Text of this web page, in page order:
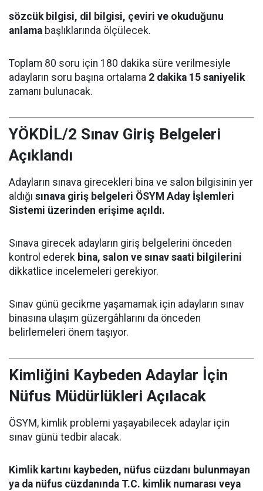
sözcük bilgisi, dil bilgisi, çeviri ve okuduğunu
anlama başlıklarında ölçülecek.
Toplam 80 soru için 180 dakika süre verilmesiyle
adayların soru başına ortalama 2 dakika 15 saniyelik
zamanı bulunacak.
YÖKDİL/2 Sınav Giriş Belgeleri
Açıklandı
Adayların sınava girecekleri bina ve salon bilgisinin yer
aldığı sınava giriş belgeleri ÖSYM Aday İşlemleri
Sistemi üzerinden erişime açıldı.
Sınava girecek adayların giriş belgelerini önceden
kontrol ederek bina, salon ve sınav saati bilgilerini
dikkatlice incelemeleri gerekiyor.
Sınav günü gecikme yaşamamak için adayların sınav
binasına ulaşım güzergâhlarını da önceden
belirlemeleri önem taşıyor.
Kimliğini Kaybeden Adaylar İçin
Nüfus Müdürlükleri Açılacak
ÖSYM, kimlik problemi yaşayabilecek adaylar için
sınav günü tedbir alacak.
Kimlik kartını kaybeden, nüfus cüzdanı bulunmayan
ya da nüfus cüzdanında T.C. kimlik numarası veya